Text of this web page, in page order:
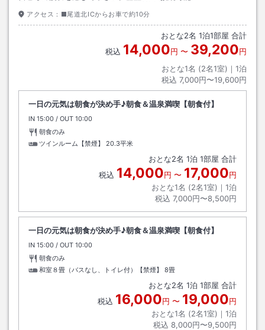
アクセス： ■尾道北ICからお車で約10分
おとな2名 1泊1部屋 合計
税込 14,000円 〜 39,200円
おとな1名 (2名1室)｜ 1泊
税込 7,000円〜19,600円
一日の元気は朝食が決め手♪朝食＆温泉満喫【朝食付】
IN チェックイン
15:00 / OUT チェックアウト
10:00
朝食のみ
ツインルーム【禁煙】
20.3平米
おとな2名 1泊 1部屋 合計
税込 14,000円 〜 17,000円
おとな1名 (2名1室)｜ 1泊
税込 7,000円〜8,500円
一日の元気は朝食が決め手♪朝食＆温泉満喫【朝食付】
IN チェックイン
15:00 / OUT チェックアウト
10:00
朝食のみ
和室８畳（バスなし、トイレ付）【禁煙】
8畳
おとな2名 1泊 1部屋 合計
税込 16,000円 〜 19,000円
おとな1名 (2名1室)｜ 1泊
税込 8,000円〜9,500円